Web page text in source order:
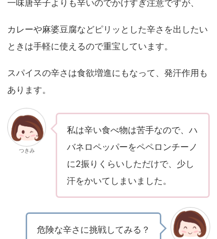
一味唐辛子よりも辛いのでかけすぎ注意ですが、
カレーや麻婆豆腐などピリッとした辛さを出したい
ときは手軽に使えるので重宝しています。
スパイスの辛さは食欲増進にもなって、発汗作用も
あります。
つきみ
私は辛い食べ物は苦手なので、ハ
バネロペッパーをペペロンチーノ
に2振りくらいしただけで、少し
汗をかいてしまいました。
危険な辛さに挑戦してみる？